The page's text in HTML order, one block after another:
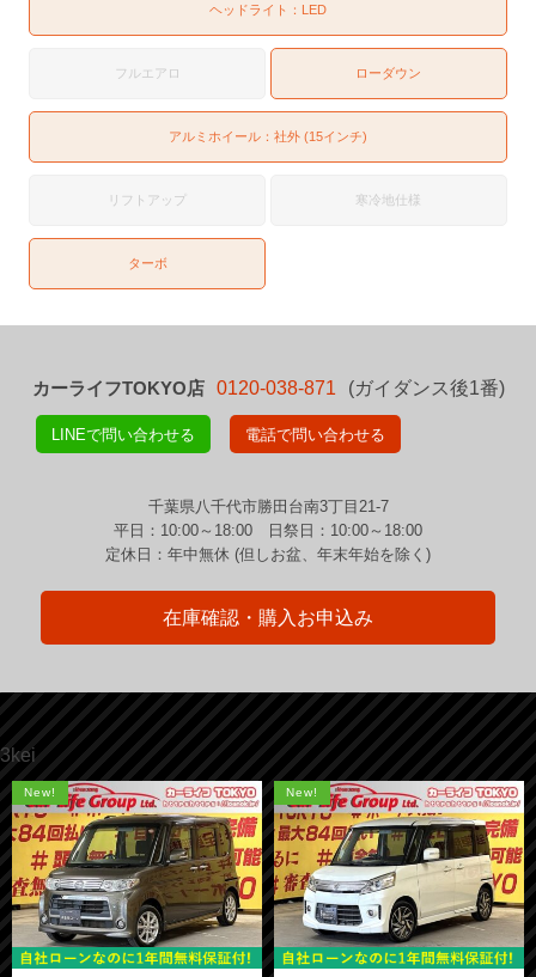
ヘッドライト： LED
フルエアロ ローダウン
アルミホイール：社外 (15インチ)
リフトアップ 寒冷地仕様
ターボ
カーライフTOKYO店 0120-038-871 (ガイダンス後1番)
LINEで問い合わせる 電話で問い合わせる
千葉県八千代市勝田台南3丁目21-7
平日：10:00～18:00 日祭日：10:00～18:00
定休日：年中無休 (但しお盆、年末年始を除く)
在庫確認・購入お申込み
3kei
New! New!